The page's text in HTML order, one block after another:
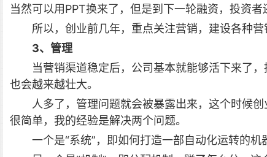
当然可以用PPT换来了，但是到下一轮融资，投资者
所以，创业前几年，重点关注营销，建设各种
3、管理
当营销渠道稳定后，公司基本就能够活下来了
也会越来越壮大。
人多了，管理问题就会被暴露出来，这个时候
很简单，我的经验是解决两个问题。
一个是“系统”，即如何打造一部自动化运转的机